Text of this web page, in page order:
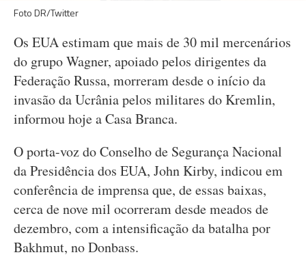
Foto DR/Twitter
Os EUA estimam que mais de 30 mil mercenários
do grupo Wagner, apoiado pelos dirigentes da
Federação Russa, morreram desde o início da
invasão da Ucrânia pelos militares do Kremlin,
informou hoje a Casa Branca.
O porta-voz do Conselho de Segurança Nacional
da Presidência dos EUA, John Kirby, indicou em
conferência de imprensa que, de essas baixas,
cerca de nove mil ocorreram desde meados de
dezembro, com a intensificação da batalha por
Bakhmut, no Donbass.